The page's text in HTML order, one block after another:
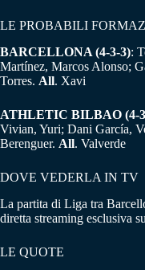
LE PROBABILI
BARCELLONA (4-3-3):
Martínez, Marcos Alonso;
Torres. All. Xavi
ATHLETIC BILBAO (4-
Vivian, Yuri; Dani García,
Berenguer. All. Valverde
DOVE VEDERLA IN TV
La partita di Liga tra
diretta streaming esclusiva su
LE QUOTE